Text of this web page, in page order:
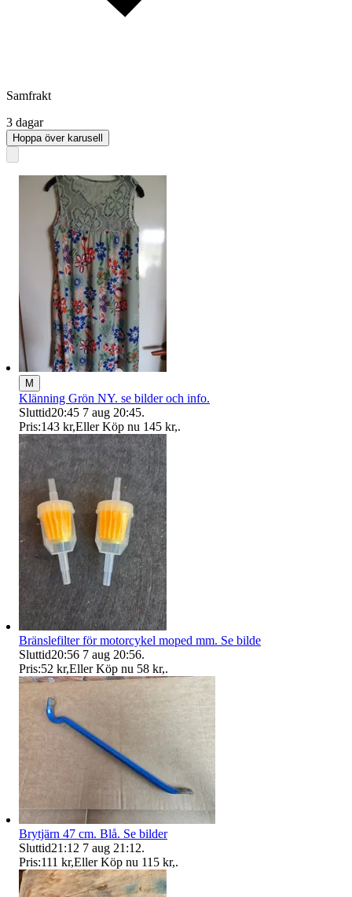
Samfrakt
3 dagar
Hoppa över karusell
M
Klänning Grön NY. se bilder och info.
Sluttid20:45 7 aug 20:45.
Pris:143 kr,Eller Köp nu 145 kr,.
Bränslefilter för motorcykel moped mm. Se bilde
Sluttid20:56 7 aug 20:56.
Pris:52 kr,Eller Köp nu 58 kr,.
Brytjärn 47 cm. Blå. Se bilder
Sluttid21:12 7 aug 21:12.
Pris:111 kr,Eller Köp nu 115 kr,.